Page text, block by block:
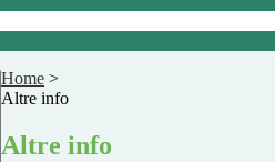
Home >
Altre info
Altre info